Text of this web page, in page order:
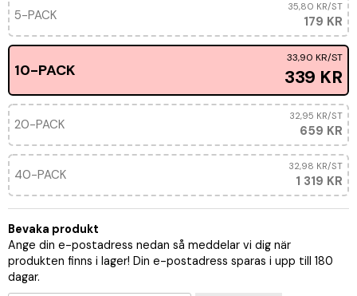
5-PACK 179 KR
35,80 KR/ST
10-PACK 339 KR
33,90 KR/ST
20-PACK 659 KR
32,95 KR/ST
40-PACK 1 319 KR
32,98 KR/ST
Bevaka produkt
Ange din e-postadress nedan så meddelar vi dig när
produkten finns i lager! Din e-postadress sparas i upp till 180
dagar.